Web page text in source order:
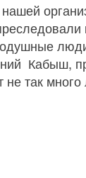
Кабыш,
не так